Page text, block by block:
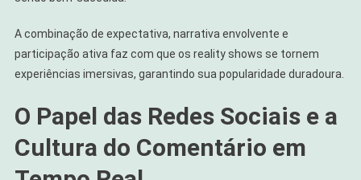
A combinação de expectativa, narrativa envolvente e
participação ativa faz com que os reality shows se tornem
experiências imersivas, garantindo sua popularidade duradoura.
O Papel das Redes Sociais e a
Cultura do Comentário em